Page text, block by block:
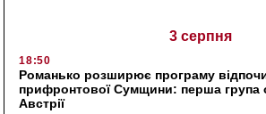
3 серпня
18:50
Романько розширює програму
прифронтової Сумщини: перша група
Австрії